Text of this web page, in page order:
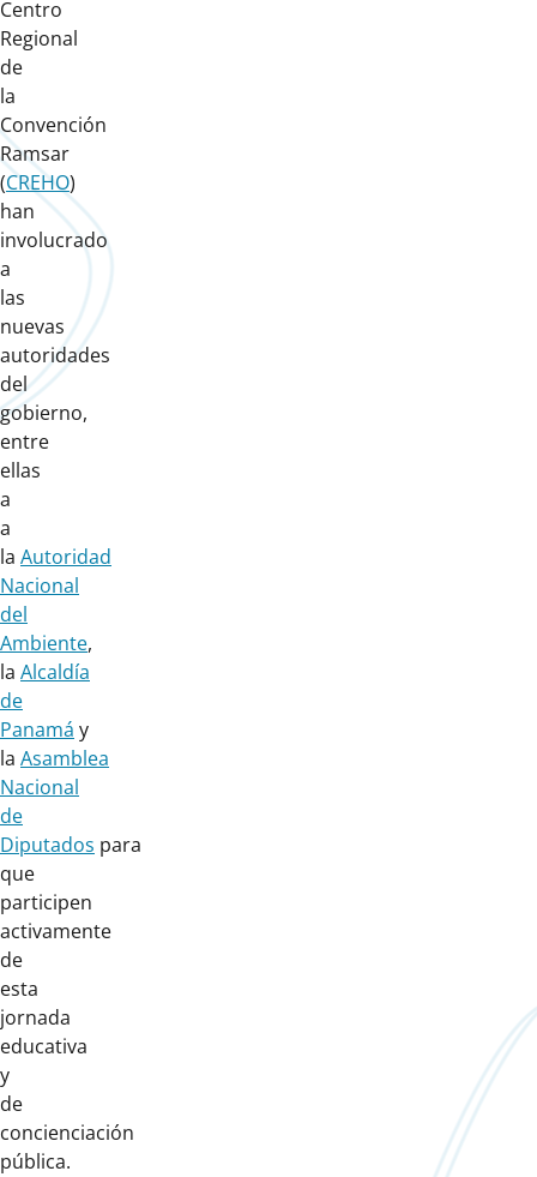
Centro
Regional
de
la
Convención
Ramsar
(CREHO)
han
involucrado
a
las
nuevas
autoridades
del
gobierno,
entre
ellas
a
a
la Autoridad
Nacional
del
Ambiente,
la Alcaldía
de
Panamá y
la Asamblea
Nacional
de
Diputados para
que
participen
activamente
de
esta
jornada
educativa
y
de
concienciación
pública.